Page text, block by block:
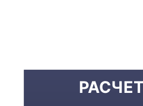
РАСЧЕТ